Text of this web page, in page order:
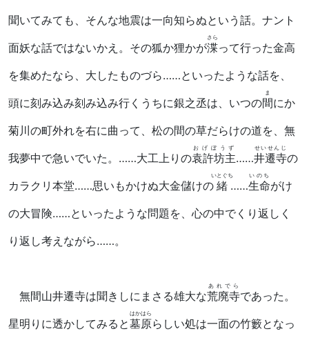
聞いてみても、そんな地震は一向知らぬという話。ナント
面妖な話ではないかえ。その狐か狸かが渫
さら
って行った金高
を集めたなら、大したものづら……といったような話を、
頭に刻み込み刻み込み行くうちに銀之丞は、いつの間
ま
にか
菊川の町外れを右に曲って、松の間の草だらけの道を、無
我夢中で急いでいた。……大工上りの袁許坊主
おげぼうず
……井遷寺
せいせんじ
の
カラクリ本堂……思いもかけぬ大金儲けの 緒
いとぐち
……生命
いのち
がけ
の大冒険……といったような問題を、心の中でくり返しく
り返し考えながら……。
無間山井遷寺は聞きしにまさる雄大な荒廃寺
あれでら
であった。
星明りに透かしてみると墓原
はかはら
らしい処は一面の竹籔となっ